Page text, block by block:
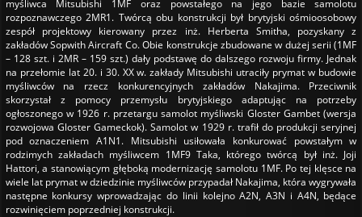
myśliwca Mitsubishi 1MF oraz powstałego na jego bazie samolotu
rozpoznawczego 2MR1. Twórcą obu konstrukcji był brytyjski ośmioosobowy
zespół projektowy kierowany przez inż. Herberta Smitha, pozyskany z
zakładów Sopwith Aircraft Co. Obie konstrukcje zbudowane w dużej serii (1MF
– 128 szt. i 2MR – 159 szt.) dały podstawę do dalszego rozwoju firmy. Jednak
na przełomie lat 20. i 30. XX w. zakłady Mitsubishi utraciły prymat w budowie
myśliwców na rzecz konkurencyjnych zakładów Nakajima. Przeciwnik
skorzystał z pomocy przemysłu brytyjskiego adaptując na potrzeby
ogłoszonego w 1926 r. przetargu samolot myśliwski Gloster Gambet (wersja
rozwojowa Gloster Gameckok). Samolot w 1929 r. trafił do produkcji seryjnej
pod oznaczeniem A1N1. Mitsubishi usiłowała konkurować powstałym w
rodzimych zakładach myśliwcem 1MF9 Taka, którego twórcą był inż. Joji
Hattori, a stanowiącym głęboką modernizację samolotu 1MF. Po tej klęsce na
wiele lat prymat w dziedzinie myśliwców przypadał Nakajima, która wygrywała
następne konkursy wprowadzając do linii kolejno A2N, A3N i A4N, będące
rozwinięciem poprzedniej konstrukcji.